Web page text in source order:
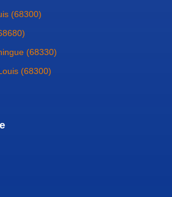
(68300)
(68330)
(68300)